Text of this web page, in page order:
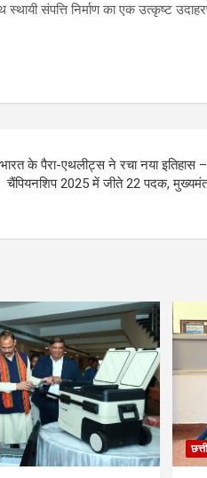
संपत्ति निर्माण का एक उत्कृष्ट
भारत के पैरा-एथलीट्स ने रचा नया इतिहास
चैंपियनशिप 2025 में जीते 22 पदक,